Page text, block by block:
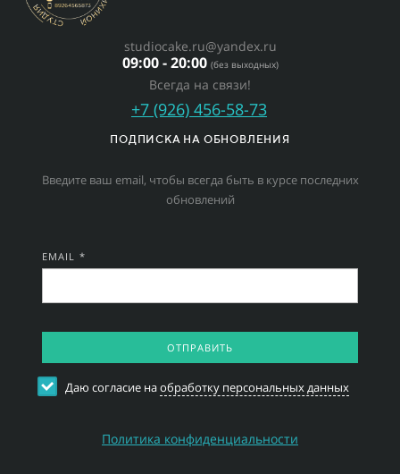
studiocake.ru@yandex.ru
09:00 - 20:00 (без выходных)
Всегда на связи!
+7 (926) 456-58-73
ПОДПИСКА НА ОБНОВЛЕНИЯ
Введите ваш email, чтобы всегда быть в курсе последних
обновлений
EMAIL *
ОТПРАВИТЬ
Даю согласие наобработку персональных данных
Политика конфиденциальности